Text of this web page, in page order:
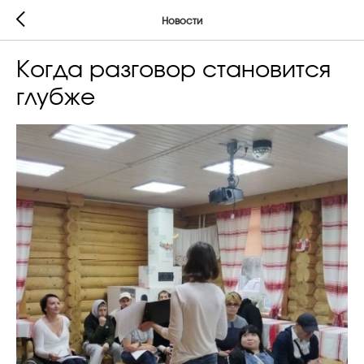
Новости
Когда разговор становится
глубже